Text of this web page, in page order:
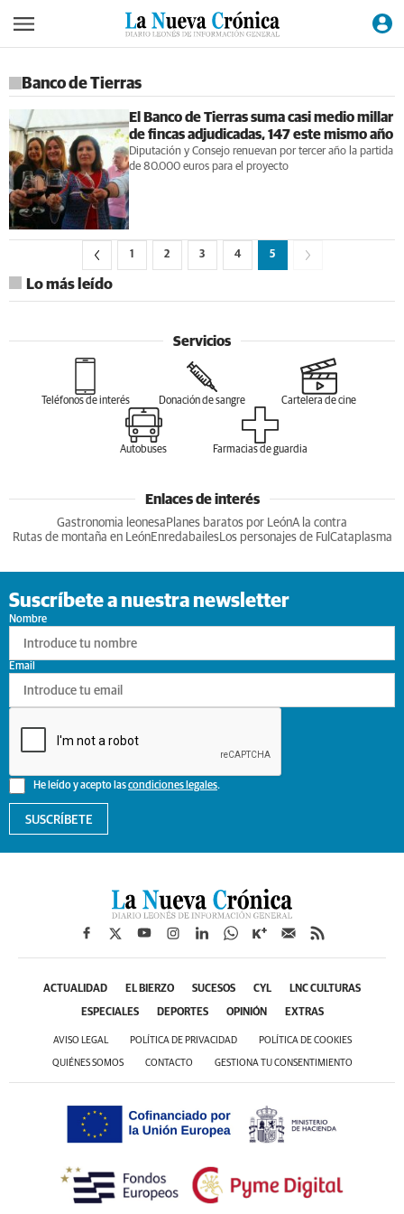
Banco de Tierras
El Banco de Tierras suma casi medio millar
de fincas adjudicadas, 147 este mismo año
Diputación y Consejo renuevan por tercer año la partida
de 80.000 euros para el proyecto
2 3 4 5
Lo más leído
Servicios
Teléfonos de interés Donación de sangre Cartelera de cine
Autobuses Farmacias de guardia
Enlaces de interés
Gastronomia leonesa Planes baratos por LeónA la contra
Rutas de montaña en LeónEnredabailesLos personajes de Ful Cataplasma
Suscríbete a nuestra newsletter
Nombre
He leído y acepto lascondiciones legales.
Email
SUSCRÍBETE
ACTUALIDAD EL BIERZO SUCESOS CYL LNC CULTURAS
ESPECIALES DEPORTES OPINIÓN EXTRAS
AVISO LEGAL POLÍTICA DE PRIVACIDAD POLÍTICA DE COOKIES
QUIÉNES SOMOS CONTACTO GESTIONA TU CONSENTIMIENTO